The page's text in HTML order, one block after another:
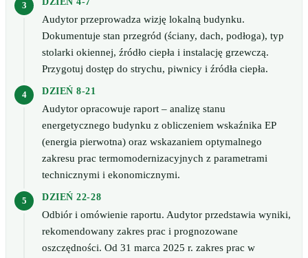
Audytor przeprowadza wizję lokalną budynku.
Dokumentuje stan przegród (ściany, dach, podłoga), typ
stolarki okiennej, źródło ciepła i instalację grzewczą.
Przygotuj dostęp do strychu, piwnicy i źródła ciepła.
DZIEŃ 8-21
Audytor opracowuje raport – analizę stanu
energetycznego budynku z obliczeniem wskaźnika EP
(energia pierwotna) oraz wskazaniem optymalnego
zakresu prac termomodernizacyjnych z parametrami
technicznymi i ekonomicznymi.
DZIEŃ 22-28
Odbiór i omówienie raportu. Audytor przedstawia wyniki,
rekomendowany zakres prac i prognozowane
oszczędności. Od 31 marca 2025 r. zakres prac w